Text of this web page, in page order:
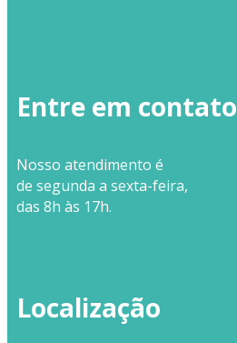
Entre em contato
Nosso atendimento é
de segunda a sexta-feira,
das 8h às 17h.
Localização